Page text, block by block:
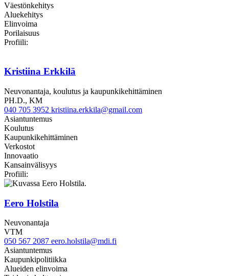
Väestönkehitys
Aluekehitys
Elinvoima
Porilaisuus
Profiili:
Kristiina Erkkilä
Neuvonantaja, koulutus ja kaupunkikehittäminen
PH.D., KM
040 705 3952 kristiina.erkkila@gmail.com
Asiantuntemus
Koulutus
Kaupunkikehittäminen
Verkostot
Innovaatio
Kansainvälisyys
Profiili:
Eero Holstila
Neuvonantaja
VTM
050 567 2087 eero.holstila@mdi.fi
Asiantuntemus
Kaupunkipolitiikka
Alueiden elinvoima